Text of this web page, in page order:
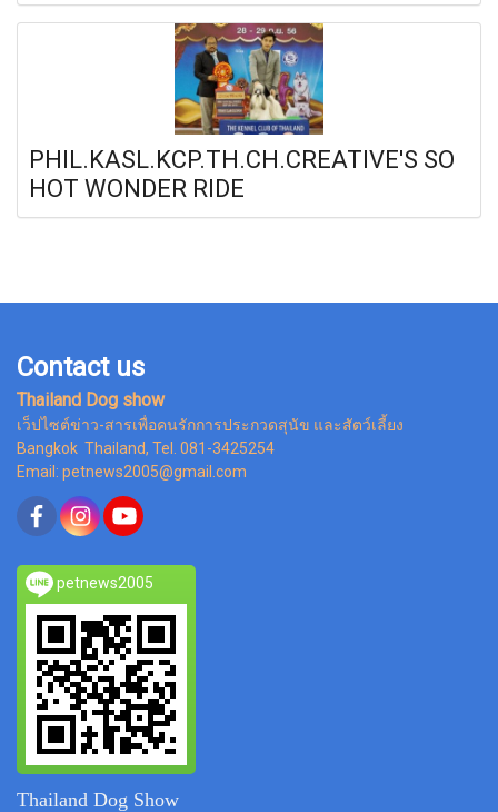
PHIL.KASL.KCP.TH.CH.CREATIVE'S SO
HOT WONDER RIDE
Contact us
Thailand Dog show
เว็ปไซต์ข่าว-สารเพื่อคนรักการประกวดสุนัข และสัตว์เลี้ยง
Bangkok Thailand, Tel. 081-3425254
Email: petnews2005@gmail.com
petnews2005
Thailand Dog Show